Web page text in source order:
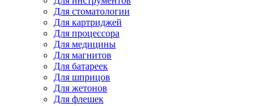
Для стоматологии
Для картриджей
Для процессора
Для медицины
Для магнитов
Для батареек
Для шприцов
Для жетонов
Для флешек